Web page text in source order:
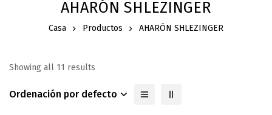
AHARÓN SHLEZINGER
Casa Productos AHARÓN SHLEZINGER
Showing all 11 results
Ordenación por defecto